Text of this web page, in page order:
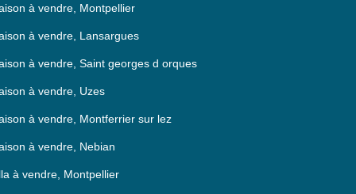
à vendre, Montpellier
à vendre, Lansargues
à vendre, Saint georges d orques
à vendre, Uzes
à vendre, Montferrier sur lez
à vendre, Nebian
à vendre, Montpellier